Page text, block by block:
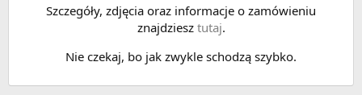
Szczegóły, zdjęcia oraz informacje o zamówieniu
znajdziesz tutaj.
Nie czekaj, bo jak zwykle schodzą szybko.